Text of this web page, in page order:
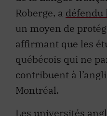
Roberge, a
défendu
un moyen de
affirmant que les
québécois qui ne
contribuent à
Montréal.
Les universités